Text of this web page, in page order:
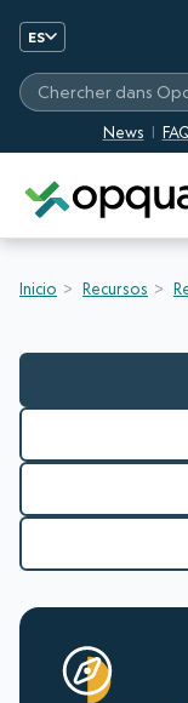
ES
News
Chercher
Inicio Recursos